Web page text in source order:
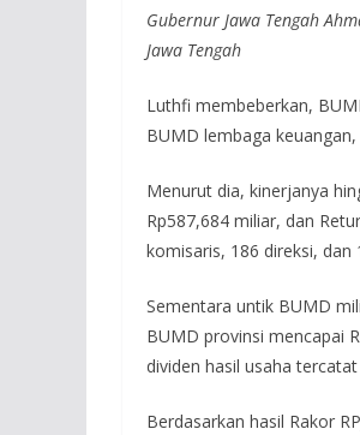
Gubernur Jawa Tengah
Jawa Tengah
Luthfi membeberkan,
BUMD lembaga
Menurut dia, kinerjanya
Rp587,684 miliar, dan
komisaris, 186 direksi, dan
Sementara untik BUMD
BUMD provinsi mencapai
dividen hasil usaha
Berdasarkan hasil Rakor